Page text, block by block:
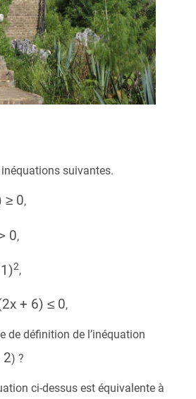
suivantes.
≥ 0,
0,
2,
+ 6) ≤ 0,
de définition de l’inéquation
2) ?
ci-dessus est équivalente à